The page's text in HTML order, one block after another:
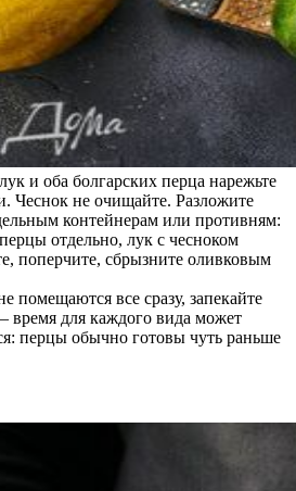
и оба болгарских перца нарежьте
Чеснок не очищайте. Разложите
контейнерам или противням:
отдельно, лук с чесноком
поперчите, сбрызните оливковым
помещаются все сразу, запекайте
для каждого вида может
перцы обычно готовы чуть раньше